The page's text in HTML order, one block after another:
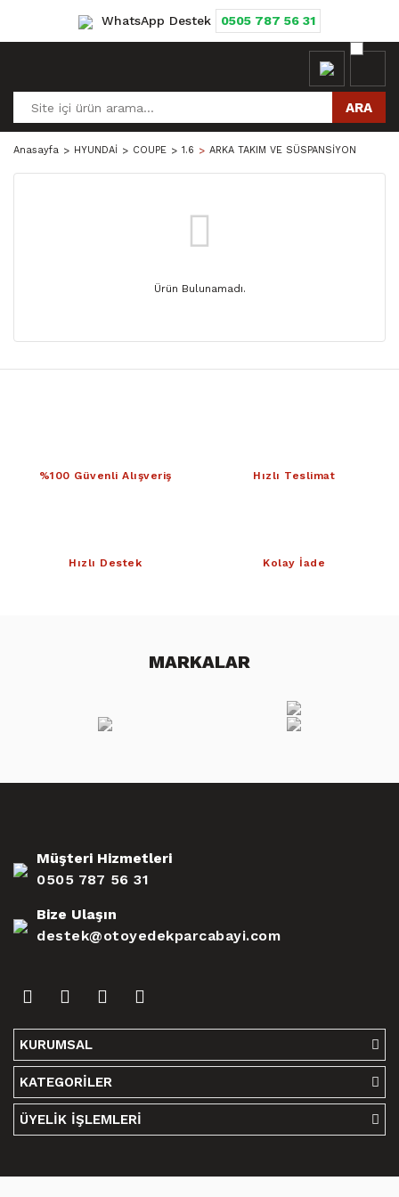
WhatsApp Destek 0505 787 56 31
ARA
Anasayfa HYUNDAİ COUPE 1.6 ARKA TAKIM VE SÜSPANSİYON
Ürün Bulunamadı.
%100 Güvenli Alışveriş Hızlı Teslimat
Hızlı Destek Kolay İade
MARKALAR
Müşteri Hizmetleri
0505 787 56 31
Bize Ulaşın
destek@otoyedekparcabayi.com
KURUMSAL
KATEGORİLER
ÜYELİK İŞLEMLERİ